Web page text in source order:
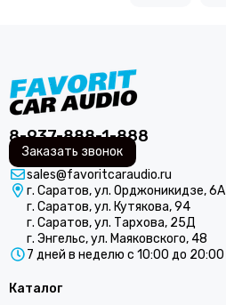
8-937-888-1-888
Заказать звонок
sales@favoritcaraudio.ru
г. Саратов, ул. Орджоникидзе, 6А
г. Саратов, ул. Кутякова, 94
г. Саратов, ул. Тархова, 25Д
г. Энгельс, ул. Маяковского, 48
7 дней в неделю с 10:00 до 20:00
Каталог